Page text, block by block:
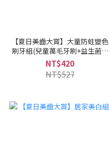
【夏日美齒大賞】大童防蛀變色
刷牙組(兒童萬毛牙刷+益生菌變
色牙膏*2)
NT$420
NT$527